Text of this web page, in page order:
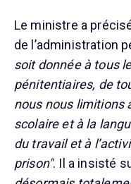
Le ministre a
de l’administration
soit donnée à tous
pénitentiaires, de
nous nous limitions
scolaire et à la
du travail et à
prison". Il a insisté